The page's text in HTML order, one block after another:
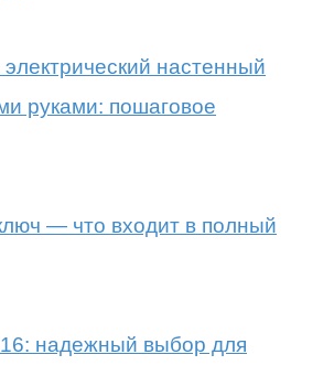
электрический настенный
руками: пошаговое
— что входит в полный
надежный выбор для